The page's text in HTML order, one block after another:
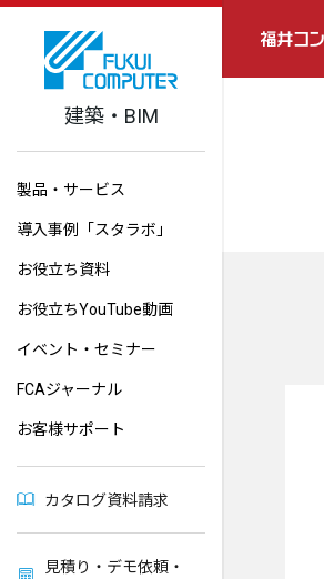
建築・BIM
製品・サービス
導入事例「スタラボ」
お役立ち資料
お役立ちYouTube動画
イベント・セミナー
FCAジャーナル
お客様サポート
カタログ資料請求
見積り・デモ依頼・